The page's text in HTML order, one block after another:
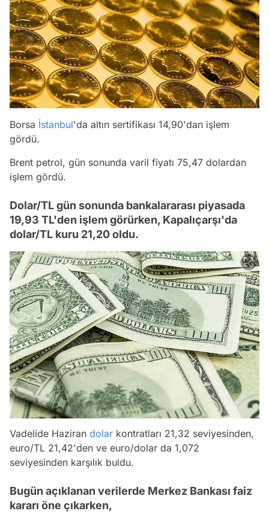
Borsa İstanbul'da altın sertifikası 14,90'dan işlem
gördü.
Brent petrol, gün sonunda varil fiyatı 75,47 dolardan
işlem gördü.
Dolar/TL gün sonunda bankalararası piyasada
19,93 TL'den işlem görürken, Kapalıçarşı'da
dolar/TL kuru 21,20 oldu.
Vadelide Haziran dolar kontratları 21,32 seviyesinden,
euro/TL 21,42'den ve euro/dolar da 1,072
seviyesinden karşılık buldu.
Bugün açıklanan verilerde Merkez Bankası faiz
kararı öne çıkarken,